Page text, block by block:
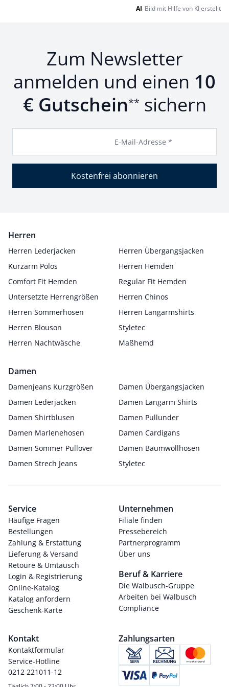
AI Bild mit Hilfe von KI erstellt
Zum Newsletter
anmelden und einen 10
€ Gutschein** sichern
E-Mail-Adresse *
Kostenfrei abonnieren
Herren
Herren Lederjacken
Herren Übergangsjacken
Kurzarm Polos
Herren Hemden
Comfort Fit Hemden
Regular Fit Hemden
Untersetzte Herrengrößen
Herren Chinos
Herren Sommerhosen
Herren Langarmshirts
Herren Blouson
Styletec
Herren Nachtwäsche
Maßhemd
Damen
Damenjeans Kurzgrößen
Damen Übergangsjacken
Damen Lederjacken
Damen Langarm Shirts
Damen Shirtblusen
Damen Pullunder
Damen Marlenehosen
Damen Cardigans
Damen Sommer Pullover
Damen Baumwollhosen
Damen Strech Jeans
Styletec
Service
Häufige Fragen
Bestellungen
Zahlung & Erstattung
Lieferung & Versand
Retoure & Umtausch
Login & Registrierung
Online-Katalog
Katalog anfordern
Geschenk-Karte
Unternehmen
Filiale finden
Pressebereich
Partnerprogramm
Über uns
Beruf & Karriere
Die Walbusch-Gruppe
Arbeiten bei Walbusch
Compliance
Kontakt
Kontaktformular
Service-Hotline
0212 221011-12
Zahlungsarten